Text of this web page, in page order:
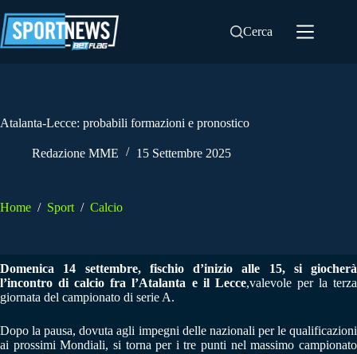
al
contenuto
Cerca
Atalanta-Lecce: probabili formazioni e pronostico
Redazione MME 15 Settembre 2025
Home / Sport / Calcio
Domenica 14 settembre, fischio d’inizio alle 15, si giocherà
l’incontro di calcio fra l’Atalanta e il Lecce,valevole per la terza
giornata del campionato di serie A.
Dopo la pausa, dovuta agli impegni delle nazionali per le qualificazioni
ai prossimi Mondiali, si torna per i tre punti nel massimo campionato